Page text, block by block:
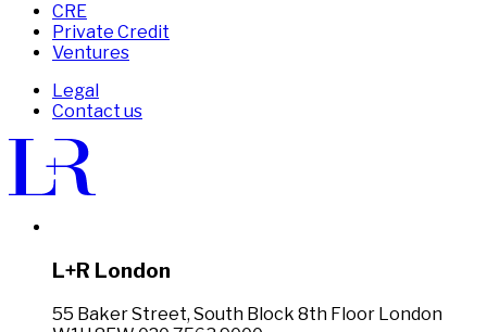
CRE
Private Credit
Ventures
Legal
Contact us
L+R London
55 Baker Street, South Block 8th Floor London